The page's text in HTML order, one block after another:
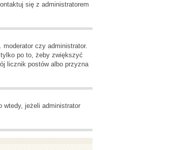
się z administratorem
czy administrator.
po to, żeby zwiększyć
licznik postów albo przyzna
wtedy, jeżeli administrator